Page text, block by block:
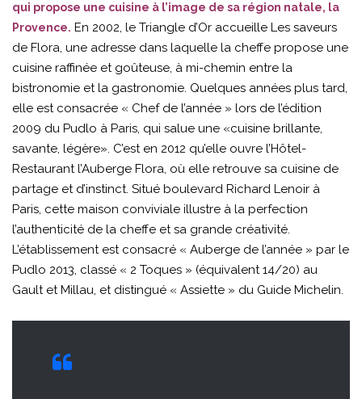
qui propose une cuisine à l’image de sa région natale, la
Provence. En 2002, le Triangle d’Or accueille Les saveurs
de Flora, une adresse dans laquelle la cheffe propose une
cuisine raffinée et goûteuse, à mi-chemin entre la
bistronomie et la gastronomie. Quelques années plus tard,
elle est consacrée « Chef de l’année » lors de l’édition
2009 du Pudlo à Paris, qui salue une «cuisine brillante,
savante, légère». C’est en 2012 qu’elle ouvre l’Hôtel-
Restaurant l’Auberge Flora, où elle retrouve sa cuisine de
partage et d’instinct. Situé boulevard Richard Lenoir à
Paris, cette maison conviviale illustre à la perfection
l’authenticité de la cheffe et sa grande créativité.
L’établissement est consacré « Auberge de l’année » par le
Pudlo 2013, classé « 2 Toques » (équivalent 14/20) au
Gault et Millau, et distingué « Assiette » du Guide Michelin.